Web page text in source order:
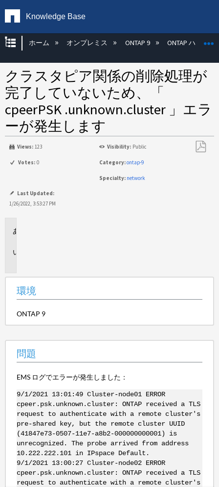
Knowledge Base
グローバル階層を展開/折りたたむ
ホーム オンプレミス ONTAP 9 ONTAP ハード
クラスタピア関係の削除処理が
完了していないため、「
cpeerPSK .unknown.cluster 」エラ
ーが発生します
Views: 123 Visibility: Public
Votes: 0 Category:ontap-9
Specialty: network
Last Updated:
1/26/2022, 3:53:27 PM
環境
ONTAP 9
問題
EMS ログでエラーが発生しました：
9/1/2021 13:01:49 Cluster-node01 ERROR
cpeer.psk.unknown.cluster: ONTAP received a TLS
request to authenticate with a remote cluster's
pre-shared key, but the remote cluster UUID
(41847e73-0507-11e7-a8b2-000000000001) is
unrecognized. The probe arrived from address
10.222.222.101 in IPspace Default.
9/1/2021 13:00:27 Cluster-node02 ERROR
cpeer.psk.unknown.cluster: ONTAP received a TLS
request to authenticate with a remote cluster's